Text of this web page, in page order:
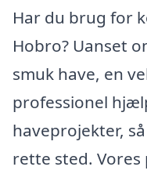
Har du brug for
Hobro? Uanset
smuk have, en
professionel
haveprojekter,
rette sted.